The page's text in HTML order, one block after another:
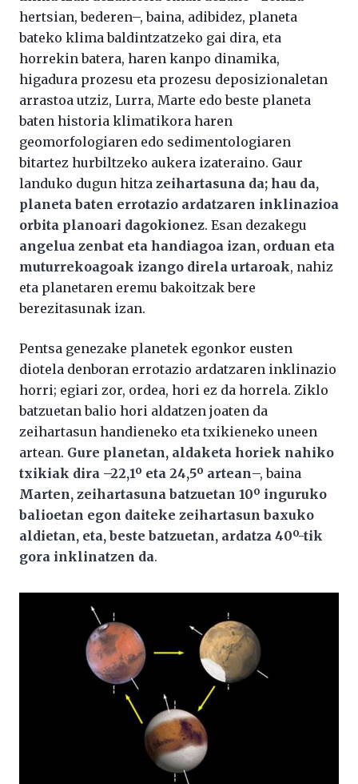
hertsian, bederen–, baina, adibidez, planeta
bateko klima baldintzatzeko gai dira, eta
horrekin batera, haren kanpo dinamika,
higadura prozesu eta prozesu deposizionaletan
arrastoa utziz, Lurra, Marte edo beste planeta
baten historia klimatikora haren
geomorfologiaren edo sedimentologiaren
bitartez hurbiltzeko aukera izateraino. Gaur
landuko dugun hitza zeihartasuna da; hau da,
planeta baten errotazio ardatzaren inklinazioa
orbita planoari dagokionez. Esan dezakegu
angelua zenbat eta handiagoa izan, orduan eta
muturrekoagoak izango direla urtaroak, nahiz
eta planetaren eremu bakoitzak bere
berezitasunak izan.
Pentsa genezake planetek egonkor eusten
diotela denboran errotazio ardatzaren inklinazio
horri; egiari zor, ordea, hori ez da horrela. Ziklo
batzuetan balio hori aldatzen joaten da
zeihartasun handieneko eta txikieneko uneen
artean. Gure planetan, aldaketa horiek nahiko
txikiak dira –22,1º eta 24,5º artean–, baina
Marten, zeihartasuna batzuetan 10º inguruko
balioetan egon daiteke zeihartasun baxuko
aldietan, eta, beste batzuetan, ardatza 40º-tik
gora inklinatzen da.